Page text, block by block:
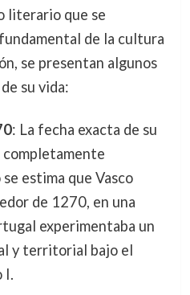
literario que se
de la cultura
se presentan algunos
su vida:
: La fecha exacta de su
estima que Vasco
de 1270, en una
experimentaba un
y territorial bajo el
I.